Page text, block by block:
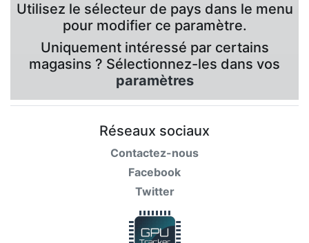
Utilisez le sélecteur de pays dans le menu
pour modifier ce paramètre.
Uniquement intéressé par certains
magasins ? Sélectionnez-les dans vos
paramètres
Réseaux sociaux
Contactez-nous
Facebook
Twitter